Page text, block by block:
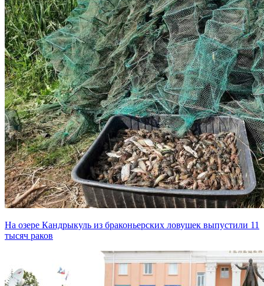
На озере Кандрыкуль из браконьерских ловушек выпустили 11
тысяч раков